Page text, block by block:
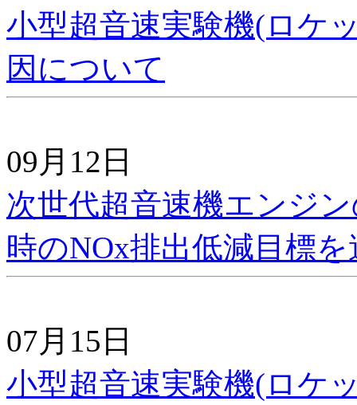
小型超音速実験機(ロケ
因について
09月12日
次世代超音速機エンジ
時のNOx排出低減目標を
07月15日
小型超音速実験機(ロケ